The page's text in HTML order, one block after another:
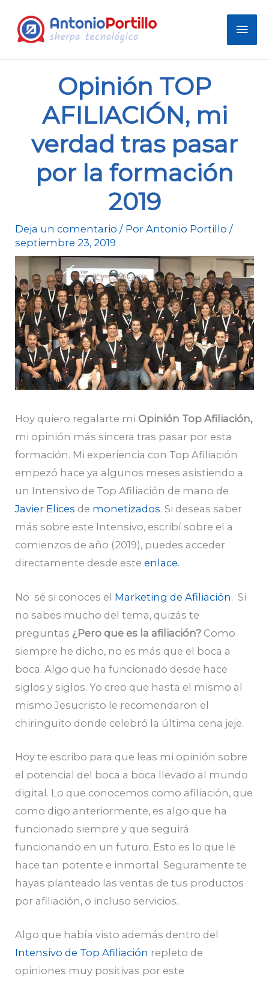
Opinión TOP
AFILIACIÓN, mi
verdad tras pasar
por la formación
2019
Deja un comentario / PorAntonio Portillo/
septiembre 23, 2019
Hoy quiero regalarte mi Opinión Top Afiliación,
mi opinión más sincera tras pasar por esta
formación. Mi experiencia con Top Afiliación
empezó hace ya algunos meses asistiendo a
un Intensivo de Top Afiliación de mano de
Javier Elices de monetizados. Si deseas saber
más sobre este Intensivo, escribí sobre el a
comienzos de año (2019), puedes acceder
directamente desde esteenlace.
No sé si conoces el Marketing de Afiliación.Si
no sabes mucho del tema, quizás te
preguntas ¿Pero que es la afiliación? Como
siempre he dicho, no es más que el boca a
boca. Algo que ha funcionado desde hace
siglos y siglos. Yo creo que hasta el mismo al
mismo Jesucristo le recomendaron el
chiringuito donde celebró la última cena jeje.
Hoy te escribo para que leas mi opinión sobre
el potencial del boca a boca llevado al mundo
digital. Lo que conocemos como afiliación, que
como digo anteriormente, es algo que ha
funcionado siempre y que seguirá
funcionando en un futuro. Esto es lo que le
hace tan potente e inmortal. Seguramente te
hayas planteado las ventas de tus productos
por afiliación, o incluso servicios.
Algo que había visto además dentro del
Intensivo de Top Afiliación repleto de
opiniones muy positivas por este